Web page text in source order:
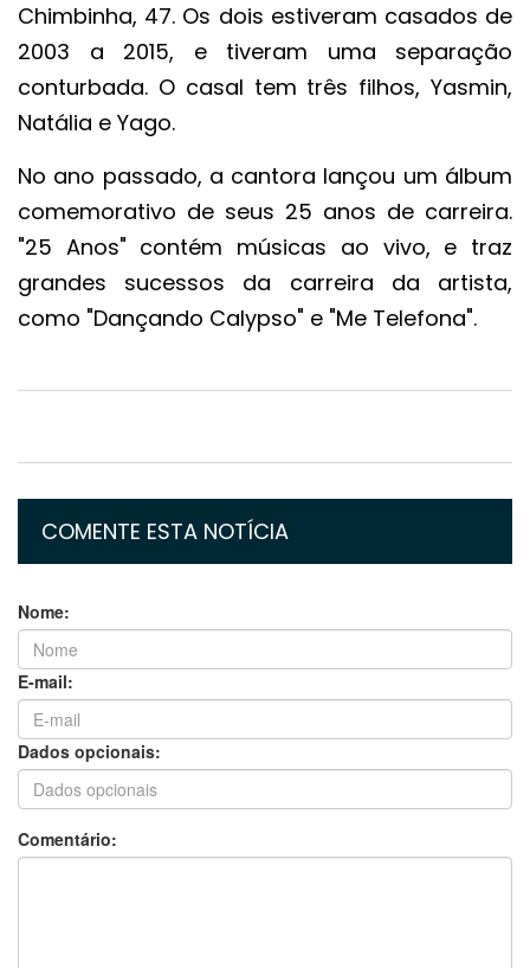
Chimbinha, 47. Os dois estiveram casados de
2003 a 2015, e tiveram uma separação
conturbada. O casal tem três filhos, Yasmin,
Natália e Yago.
No ano passado, a cantora lançou um álbum
comemorativo de seus 25 anos de carreira.
"25 Anos" contém músicas ao vivo, e traz
grandes sucessos da carreira da artista,
como "Dançando Calypso" e "Me Telefona".
COMENTE ESTA NOTÍCIA
Nome:
E-mail:
Dados opcionais:
Comentário: